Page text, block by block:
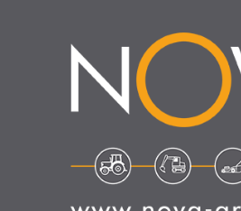
SUIVEZ-NOUS